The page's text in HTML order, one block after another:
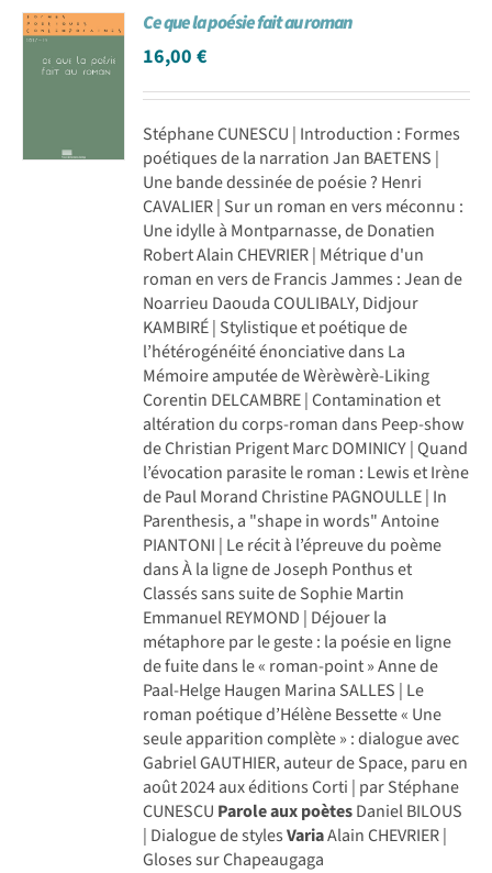
Achat en ligne
Panier WooCommerce
Ce que la poésie fait au roman
16,00€
Stéphane CUNESCU | Introduction : Formes
poétiques de la narration Jan BAETENS |
Une bande dessinée de poésie ? Henri
CAVALIER | Sur un roman en vers méconnu :
Une idylle à Montparnasse, de Donatien
Robert Alain CHEVRIER | Métrique d'un
roman en vers de Francis Jammes : Jean de
Noarrieu Daouda COULIBALY, Didjour
KAMBIRÉ | Stylistique et poétique de
l’hétérogénéité énonciative dans La
Mémoire amputée de Wèrèwèrè-Liking
Corentin DELCAMBRE | Contamination et
altération du corps-roman dans Peep-show
de Christian Prigent Marc DOMINICY | Quand
l’évocation parasite le roman : Lewis et Irène
de Paul Morand Christine PAGNOULLE | In
Parenthesis, a "shape in words" Antoine
PIANTONI | Le récit à l’épreuve du poème
dans À la ligne de Joseph Ponthus et
Classés sans suite de Sophie Martin
Emmanuel REYMOND | Déjouer la
métaphore par le geste : la poésie en ligne
de fuite dans le « roman-point » Anne de
Paal-Helge Haugen Marina SALLES | Le
roman poétique d’Hélène Bessette « Une
seule apparition complète » : dialogue avec
Gabriel GAUTHIER, auteur de Space, paru en
août 2024 aux éditions Corti | par Stéphane
CUNESCU Parole aux poètesDaniel BILOUS
| Dialogue de stylesVariaAlain CHEVRIER |
Gloses sur Chapeaugaga